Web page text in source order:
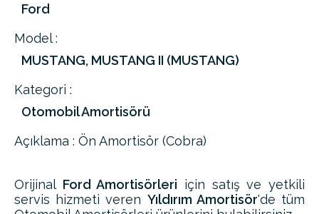
Ford
Model :
MUSTANG, MUSTANG II (MUSTANG)
Kategori :
Otomobil Amortisörü
Açıklama : Ön Amortisör (Cobra)
Orijinal Ford Amortisörleri için satış ve yetkili
servis hizmeti veren Yıldırım Amortisör'de tüm